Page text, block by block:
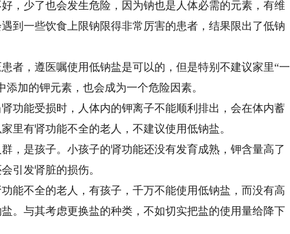
少了也会发生危险，因为钠也是人体必需的元素，有维
到一些饮食上限钠限得非常厉害的患者，结果限出了低钠
，遵医嘱使用低钠盐是可以的，但是特别不建议家里“一
加的钾元素，也会成为一个危险因素。
能受损时，人体内的钾离子不能顺利排出，会在体内蓄
里有肾功能不全的老人，不建议使用低钠盐。
是孩子。小孩子的肾功能还没有发育成熟，钾含量高了
引发肾脏的损伤。
不全的老人，有孩子，千万不能使用低钠盐，而没有高
。与其考虑更换盐的种类，不如切实把盐的使用量给降下